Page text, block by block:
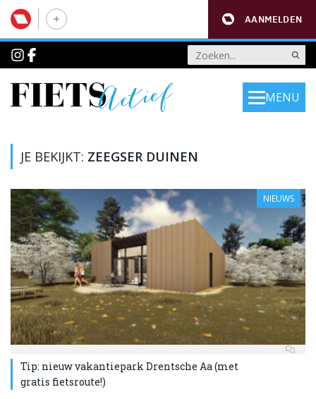
AANMELDEN
MENU
JE BEKIJKT: ZEEGSER DUINEN
NIEUWS
Tip: nieuw vakantiepark Drentsche Aa (met
gratis fietsroute!)